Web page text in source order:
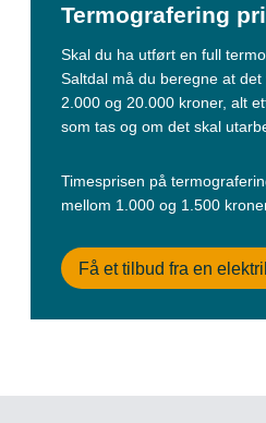
Termografering
Skal du ha utført en full
Saltdal må du beregne at
2.000 og 20.000 kroner, alt
som tas og om det skal
Timesprisen på
mellom 1.000 og 1.500
Få et tilbud fra en